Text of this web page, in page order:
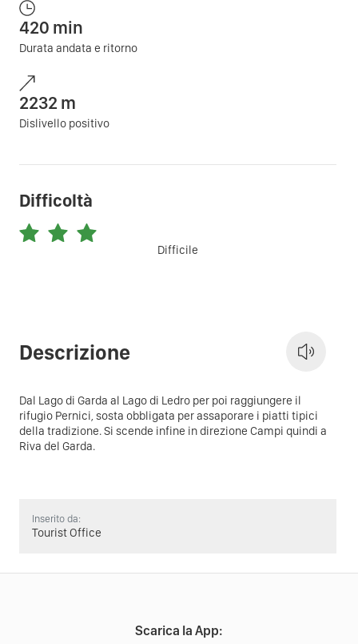
420 min
Durata andata e ritorno
2232 m
Dislivello positivo
Difficoltà
Difficile
Descrizione
Dal Lago di Garda al Lago di Ledro per poi raggiungere il
rifugio Pernici, sosta obbligata per assaporare i piatti tipici
della tradizione. Si scende infine in direzione Campi quindi a
Riva del Garda.
Inserito da:
Tourist Office
Scarica la App: